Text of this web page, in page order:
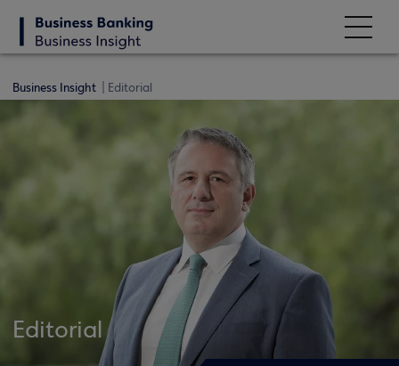
Business Insight Editorial
Editorial